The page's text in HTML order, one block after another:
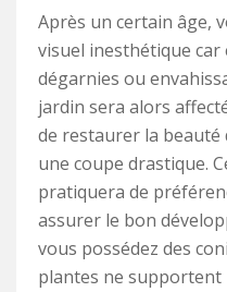
Après un certain âge,
visuel inesthétique
dégarnies ou
jardin sera alors
de restaurer la beauté
une coupe drastique.
pratiquera de
assurer le bon
vous possédez des
plantes ne supportent